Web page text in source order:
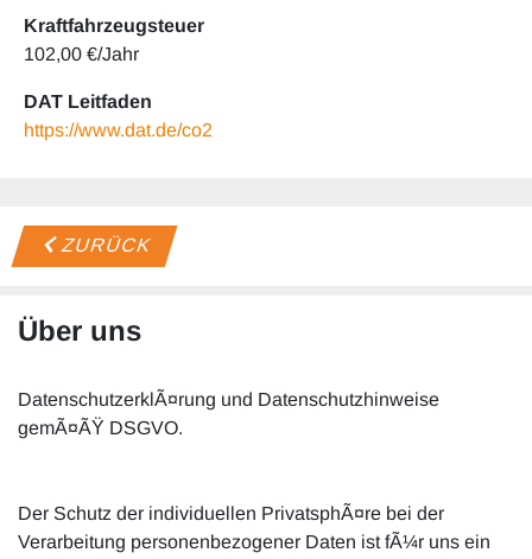
Kraftfahrzeugsteuer
102,00 €/Jahr
DAT Leitfaden
https://www.dat.de/co2
ZURÜCK
Über uns
DatenschutzerklÃ¤rung und Datenschutzhinweise
gemÃ¤ÃŸ DSGVO.
Der Schutz der individuellen PrivatsphÃ¤re bei der
Verarbeitung personenbezogener Daten ist fÃ¼r uns ein